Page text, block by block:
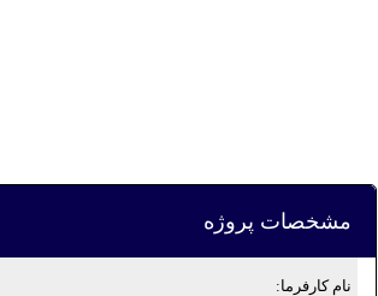
مشخصات پروژه
نام کارفرما: